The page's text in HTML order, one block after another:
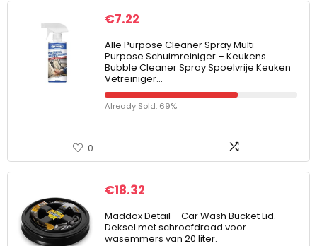
€7.22
Alle Purpose Cleaner Spray Multi-
Purpose Schuimreiniger – Keukens
Bubble Cleaner Spray Spoelvrije Keuken
Vetreiniger…
Already Sold: 69%
0
€18.32
Maddox Detail – Car Wash Bucket Lid.
Deksel met schroefdraad voor
wasemmers van 20 liter.